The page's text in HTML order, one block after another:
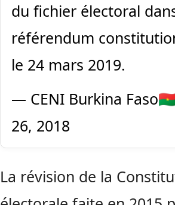
du fichier électoral
référendum
le 24 mars 2019.
— CENI Burkina
26, 2018
La révision de la